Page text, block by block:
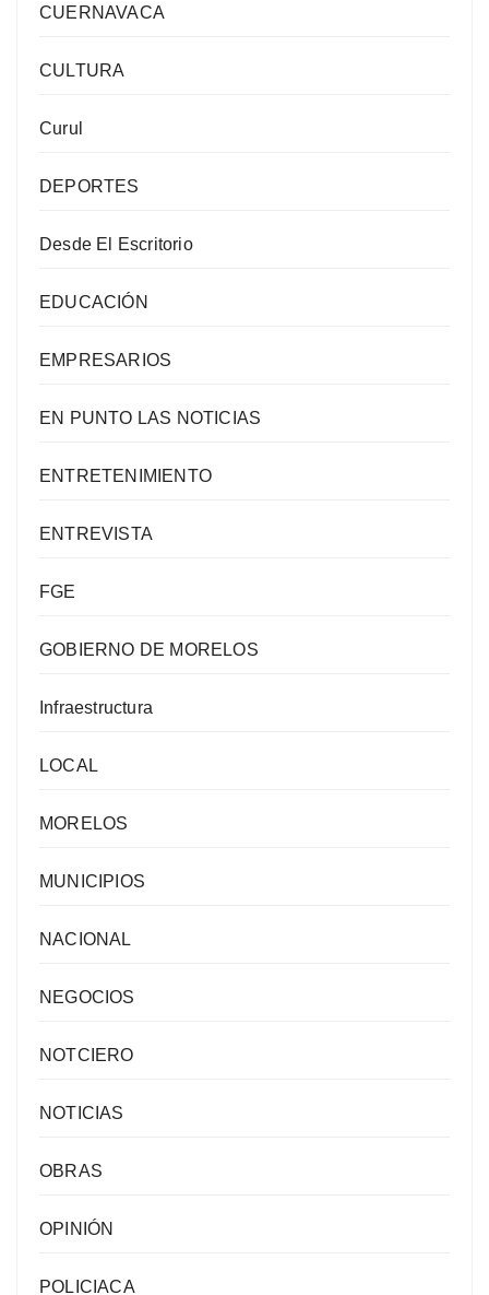
CUERNAVACA
CULTURA
Curul
DEPORTES
Desde El Escritorio
EDUCACIÓN
EMPRESARIOS
EN PUNTO LAS NOTICIAS
ENTRETENIMIENTO
ENTREVISTA
FGE
GOBIERNO DE MORELOS
Infraestructura
LOCAL
MORELOS
MUNICIPIOS
NACIONAL
NEGOCIOS
NOTCIERO
NOTICIAS
OBRAS
OPINIÓN
POLICIACA